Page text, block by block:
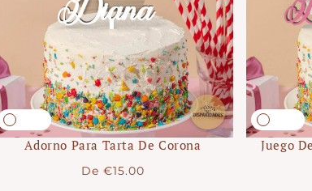
Adorno Para Tarta De Corona
Precio
De €15.00
Juego